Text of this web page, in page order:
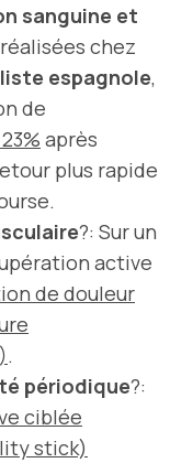
sanguine et
chez
espagnole,
de
après
plus rapide
?: Sur un
active
de douleur
.
périodique?:
ciblée
stick)